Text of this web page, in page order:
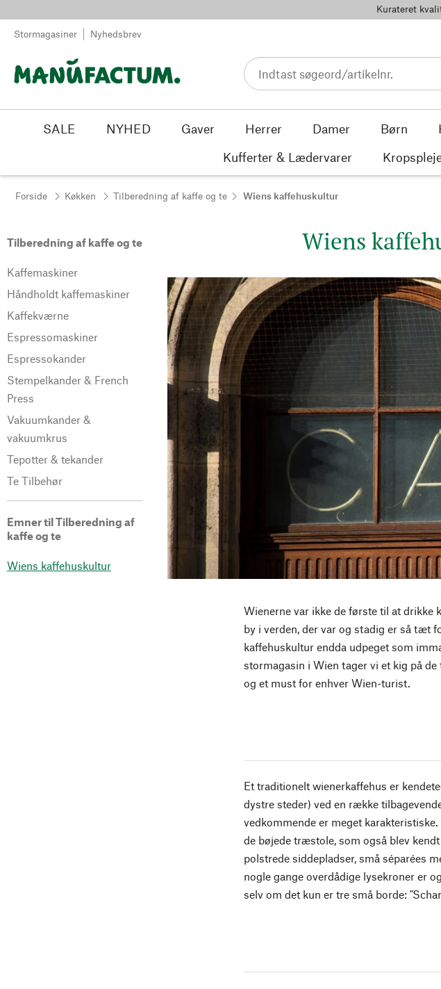
Kurateret
Stormagasiner Nyhedsbrev
SALE NYHED Gaver Herrer Damer Børn
Kufferter & Lædervarer
Forside Køkken Tilberedning af kaffe og te Wiens kaffehuskultur
Tilberedning af kaffe og te
Kaffemaskiner
Håndholdt kaffemaskiner
Kaffekværne
Espressomaskiner
Espressokander
Stempelkander & French
Press
Vakuumkander &
vakuumkrus
Tepotter & tekander
Te Tilbehør
Emner til Tilberedning af
kaffe og te
Wiens kaffehuskultur
Wiens
Wienerne var ikke de første til at drikke
by i verden, der var og stadig er så tæt
kaffehuskultur endda udpeget som
stormagasin i Wien tager vi et kig på
og et must for enhver Wien-turist.
Et traditionelt wienerkaffehus er
dystre steder) ved en række
vedkommende er meget
de bøjede træstole, som også blev
polstrede siddepladser, små séparées
nogle gange overdådige lysekroner er
selv om det kun er tre små borde: